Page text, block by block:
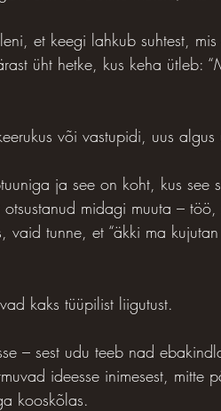
et keegi lahkub suhtest,
üht hetke, kus keha ütleb:
või vastupidi, uus algus
ja see on koht, kus see
midagi muuta –
vaid tunne, et “äkki ma
kaks tüüpilist liigutust.
– sest udu teeb nad
ideesse inimesest, mitte
kooskõlas.